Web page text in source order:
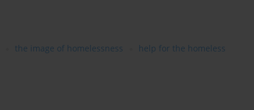
the image of homelessness help for the homeless